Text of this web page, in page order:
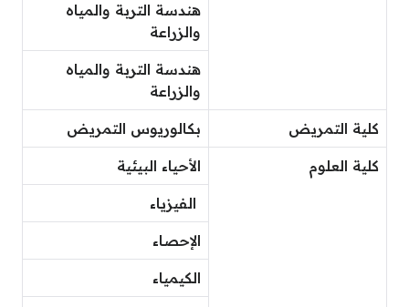
هندسة التربة والمياه
والزراعة
هندسة التربة والمياه
والزراعة
كلية التمريض بكالوريوس التمريض
كلية العلوم الأحياء البيئية
الفيزياء
الإحصاء
الكيمياء